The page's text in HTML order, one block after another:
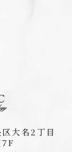
大名2丁目